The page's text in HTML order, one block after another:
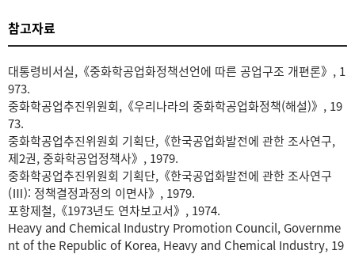
참고자료
대통령비서실,《중화학공업화정책선언에 따른 공업구조 개편론》, 1
973.
중화학공업추진위원회,《우리나라의 중화학공업화정책(해설)》, 19
73.
중화학공업추진위원회 기획단,《한국공업화발전에 관한 조사연구,
제2권, 중화학공업정책사》, 1979.
중화학공업추진위원회 기획단,《한국공업화발전에 관한 조사연구
(Ⅲ): 정책결정과정의 이면사》, 1979.
포항제철,《1973년도 연차보고서》, 1974.
Heavy and Chemical Industry Promotion Council, Governme
nt of the Republic of Korea, Heavy and Chemical Industry, 19